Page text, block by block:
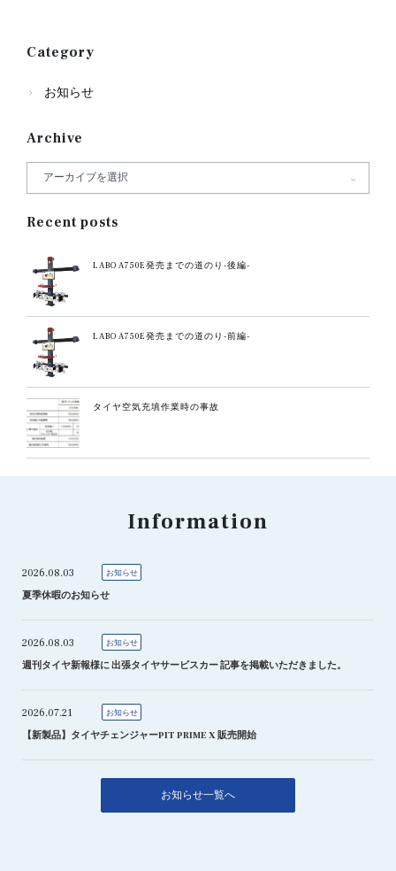
Category
お知らせ
Archive
Recent posts
LABO A750E発売までの道のり-後編-
LABO A750E発売までの道のり-前編-
タイヤ空気充填作業時の事故
Information
2026.08.03 お知らせ
夏季休暇のお知らせ
2026.08.03 お知らせ
週刊タイヤ新報様に 出張タイヤサービスカー 記事を掲載いただきました。
2026.07.21 お知らせ
【新製品】タイヤチェンジャーPIT PRIME X 販売開始
お知らせ一覧へ